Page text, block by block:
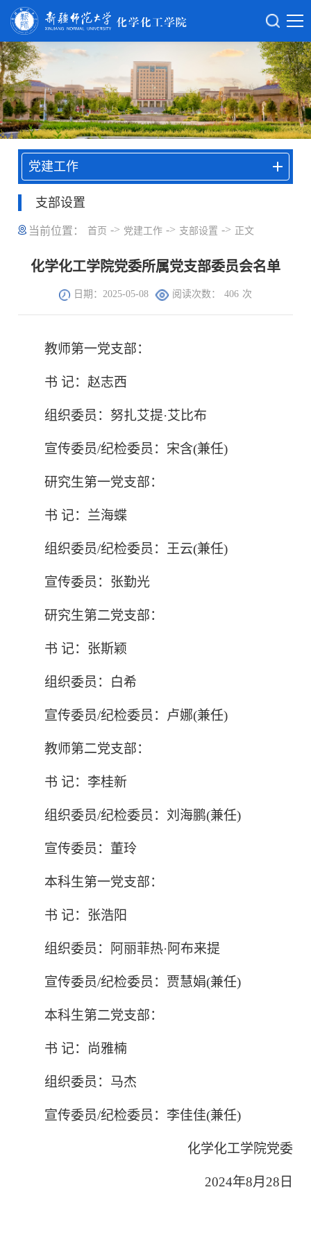
党建工作
支部设置
当前位置： 首页 -> 党建工作 -> 支部设置 -> 正文
化学化工学院党委所属党支部委员会名单
日期：2025-05-08 阅读次数： 406 次
教师第一党支部：
书 记：赵志西
组织委员：努扎艾提·艾比布
宣传委员/纪检委员：宋含(兼任)
研究生第一党支部：
书 记：兰海蝶
组织委员/纪检委员：王云(兼任)
宣传委员：张勤光
研究生第二党支部：
书 记：张斯颖
组织委员：白希
宣传委员/纪检委员：卢娜(兼任)
教师第二党支部：
书 记：李桂新
组织委员/纪检委员：刘海鹏(兼任)
宣传委员：董玲
本科生第一党支部：
书 记：张浩阳
组织委员：阿丽菲热·阿布来提
宣传委员/纪检委员：贾慧娟(兼任)
本科生第二党支部：
书 记：尚雅楠
组织委员：马杰
宣传委员/纪检委员：李佳佳(兼任)
化学化工学院党委
2024年8月28日